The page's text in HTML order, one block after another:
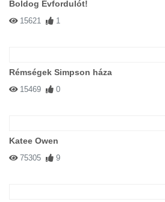
Boldog Évfordulót!
15621 1
Rémségek Simpson háza
15469 0
Katee Owen
75305 9